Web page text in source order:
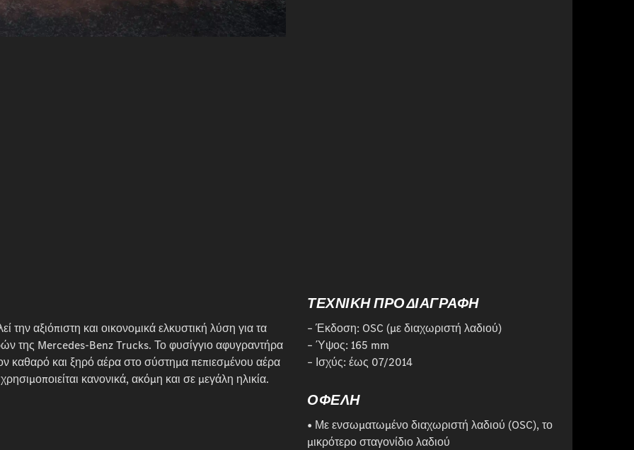
αξιόπιστη και οικονομικά ελκυστική λύση για τα
της Mercedes-Benz Trucks. Το φυσίγγιο αφυγραντήρα
καθαρό και ξηρό αέρα στο σύστημα πεπιεσμένου αέρα
κανονικά, ακόμη και σε μεγάλη ηλικία.
ΤΕΧΝΙΚΗ ΠΡΟΔΙΑΓΡΑΦΗ
– Έκδοση: OSC (με διαχωριστή λαδιού)
– Ύψος: 165 mm
– Ισχύς: έως 07/2014
ΟΦΕΛΗ
• Με ενσωματωμένο διαχωριστή λαδιού (OSC), το
μικρότερο σταγονίδιο λαδιού